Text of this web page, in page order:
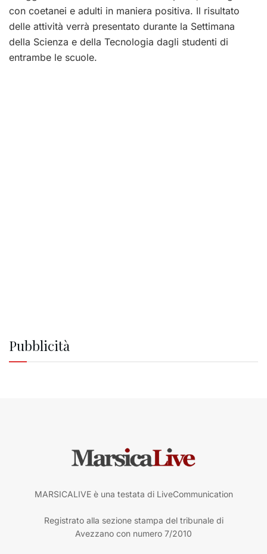
con coetanei e adulti in maniera positiva. Il risultato
delle attività verrà presentato durante la Settimana
della Scienza e della Tecnologia dagli studenti di
entrambe le scuole.
Pubblicità
MARSICALIVE è una testata di LiveCommunication
Registrato alla sezione stampa del tribunale di
Avezzano con numero 7/2010